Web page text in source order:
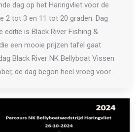
dag op het Haringvliet voor de
2 tot 3 en 11 tot 20 graden. Dag
editie is Black River Fishing &
een mooie prijzen tafel gaat
Black River NK Bellyboat Vissen
de dag begon heel vroeg voor…